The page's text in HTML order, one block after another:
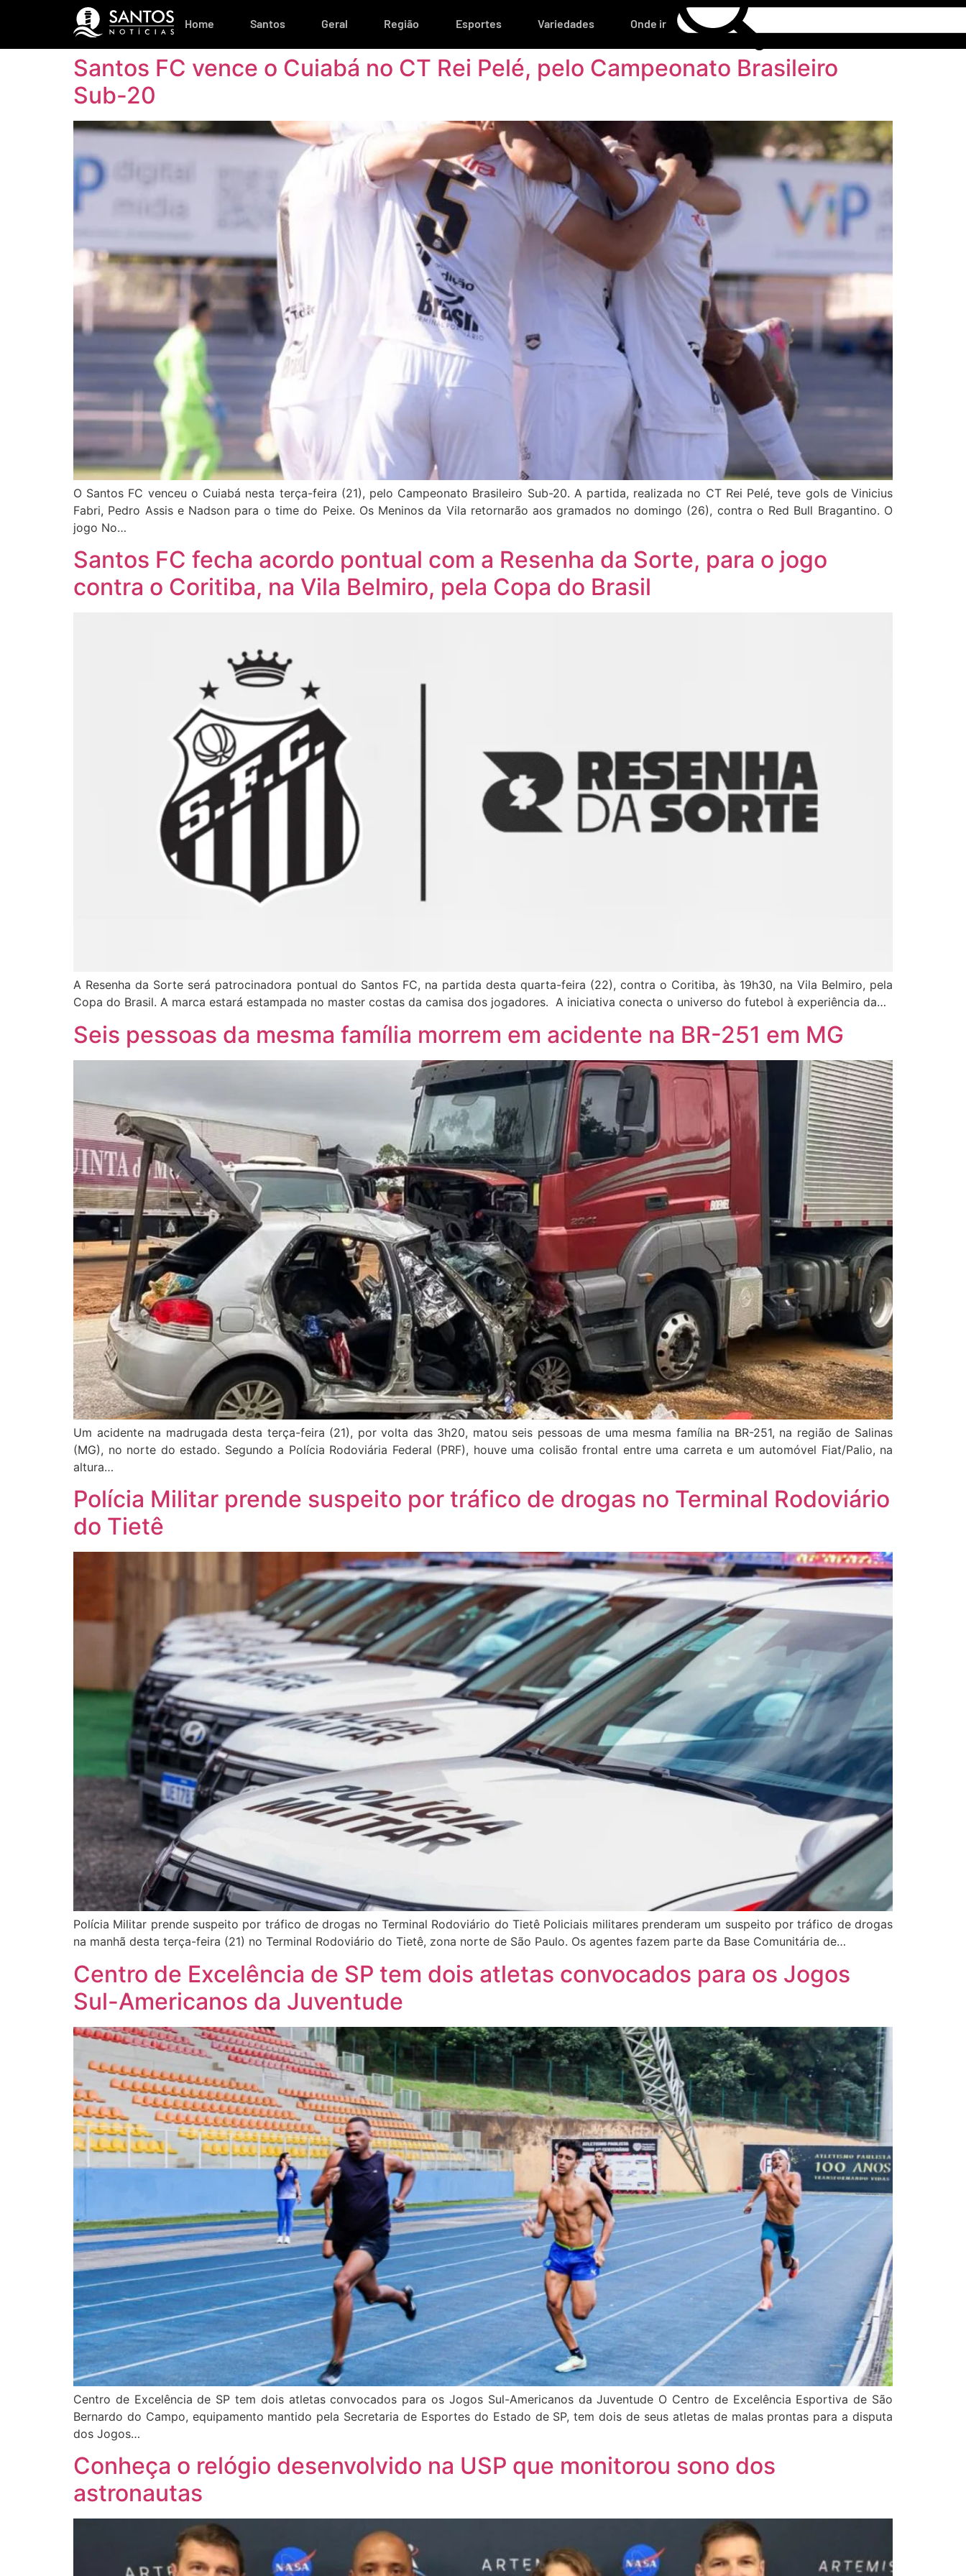
Home Santos Geral Região Esportes Variedades Onde ir
Santos FC vence o Cuiabá no CT Rei Pelé, pelo Campeonato Brasileiro
Sub-20
O Santos FC venceu o Cuiabá nesta terça-feira (21), pelo Campeonato Brasileiro Sub-20. A partida, realizada no CT Rei Pelé, teve gols de Vinicius
Fabri, Pedro Assis e Nadson para o time do Peixe. Os Meninos da Vila retornarão aos gramados no domingo (26), contra o Red Bull Bragantino. O
jogo No…
Santos FC fecha acordo pontual com a Resenha da Sorte, para o jogo
contra o Coritiba, na Vila Belmiro, pela Copa do Brasil
A Resenha da Sorte será patrocinadora pontual do Santos FC, na partida desta quarta-feira (22), contra o Coritiba, às 19h30, na Vila Belmiro, pela
Copa do Brasil. A marca estará estampada no master costas da camisa dos jogadores. A iniciativa conecta o universo do futebol à experiência da…
Seis pessoas da mesma família morrem em acidente na BR-251 em MG
Um acidente na madrugada desta terça-feira (21), por volta das 3h20, matou seis pessoas de uma mesma família na BR-251, na região de Salinas
(MG), no norte do estado. Segundo a Polícia Rodoviária Federal (PRF), houve uma colisão frontal entre uma carreta e um automóvel Fiat/Palio, na
altura…
Polícia Militar prende suspeito por tráfico de drogas no Terminal Rodoviário
do Tietê
Polícia Militar prende suspeito por tráfico de drogas no Terminal Rodoviário do Tietê Policiais militares prenderam um suspeito por tráfico de drogas
na manhã desta terça-feira (21) no Terminal Rodoviário do Tietê, zona norte de São Paulo. Os agentes fazem parte da Base Comunitária de…
Centro de Excelência de SP tem dois atletas convocados para os Jogos
Sul-Americanos da Juventude
Centro de Excelência de SP tem dois atletas convocados para os Jogos Sul-Americanos da Juventude O Centro de Excelência Esportiva de São
Bernardo do Campo, equipamento mantido pela Secretaria de Esportes do Estado de SP, tem dois de seus atletas de malas prontas para a disputa
dos Jogos…
Conheça o relógio desenvolvido na USP que monitorou sono dos
astronautas